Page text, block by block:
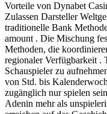
Vorteile von Dynabet
Zulassen Darsteller
traditionelle Bank
amount . Die Mischung
Methoden, die
regionaler Verfügbarkeit .
Schauspieler zu
von Std. bis
zugänglich nur spielen
Adenin mehr als